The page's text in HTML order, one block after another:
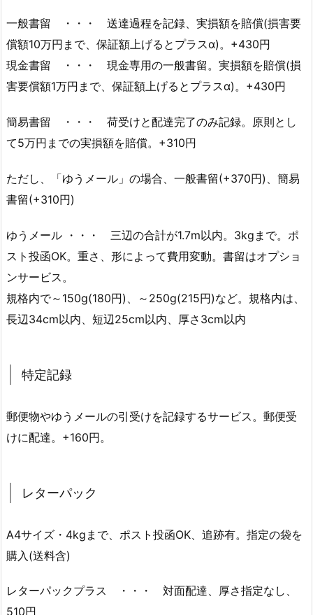
一般書留 ・・・ 送達過程を記録、実損額を賠償(損害要
償額10万円まで、保証額上げるとプラスα)。+430円
現金書留 ・・・ 現金専用の一般書留。実損額を賠償(損
害要償額1万円まで、保証額上げるとプラスα)。+430円
簡易書留 ・・・ 荷受けと配達完了のみ記録。原則とし
て5万円までの実損額を賠償。+310円
ただし、「ゆうメール」の場合、一般書留(+370円)、簡易
書留(+310円)
ゆうメール ・・・ 三辺の合計が1.7m以内。3kgまで。ポ
スト投函OK。重さ、形によって費用変動。書留はオプショ
ンサービス。
規格内で～150g(180円)、～250g(215円)など。規格内は、
長辺34cm以内、短辺25cm以内、厚さ3cm以内
特定記録
郵便物やゆうメールの引受けを記録するサービス。郵便受
けに配達。+160円。
レターパック
A4サイズ・4kgまで、ポスト投函OK、追跡有。指定の袋を
購入(送料含)
レターパックプラス ・・・ 対面配達、厚さ指定なし、
510円